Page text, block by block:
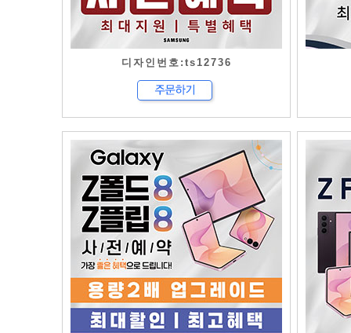
디자인번호:ts12736